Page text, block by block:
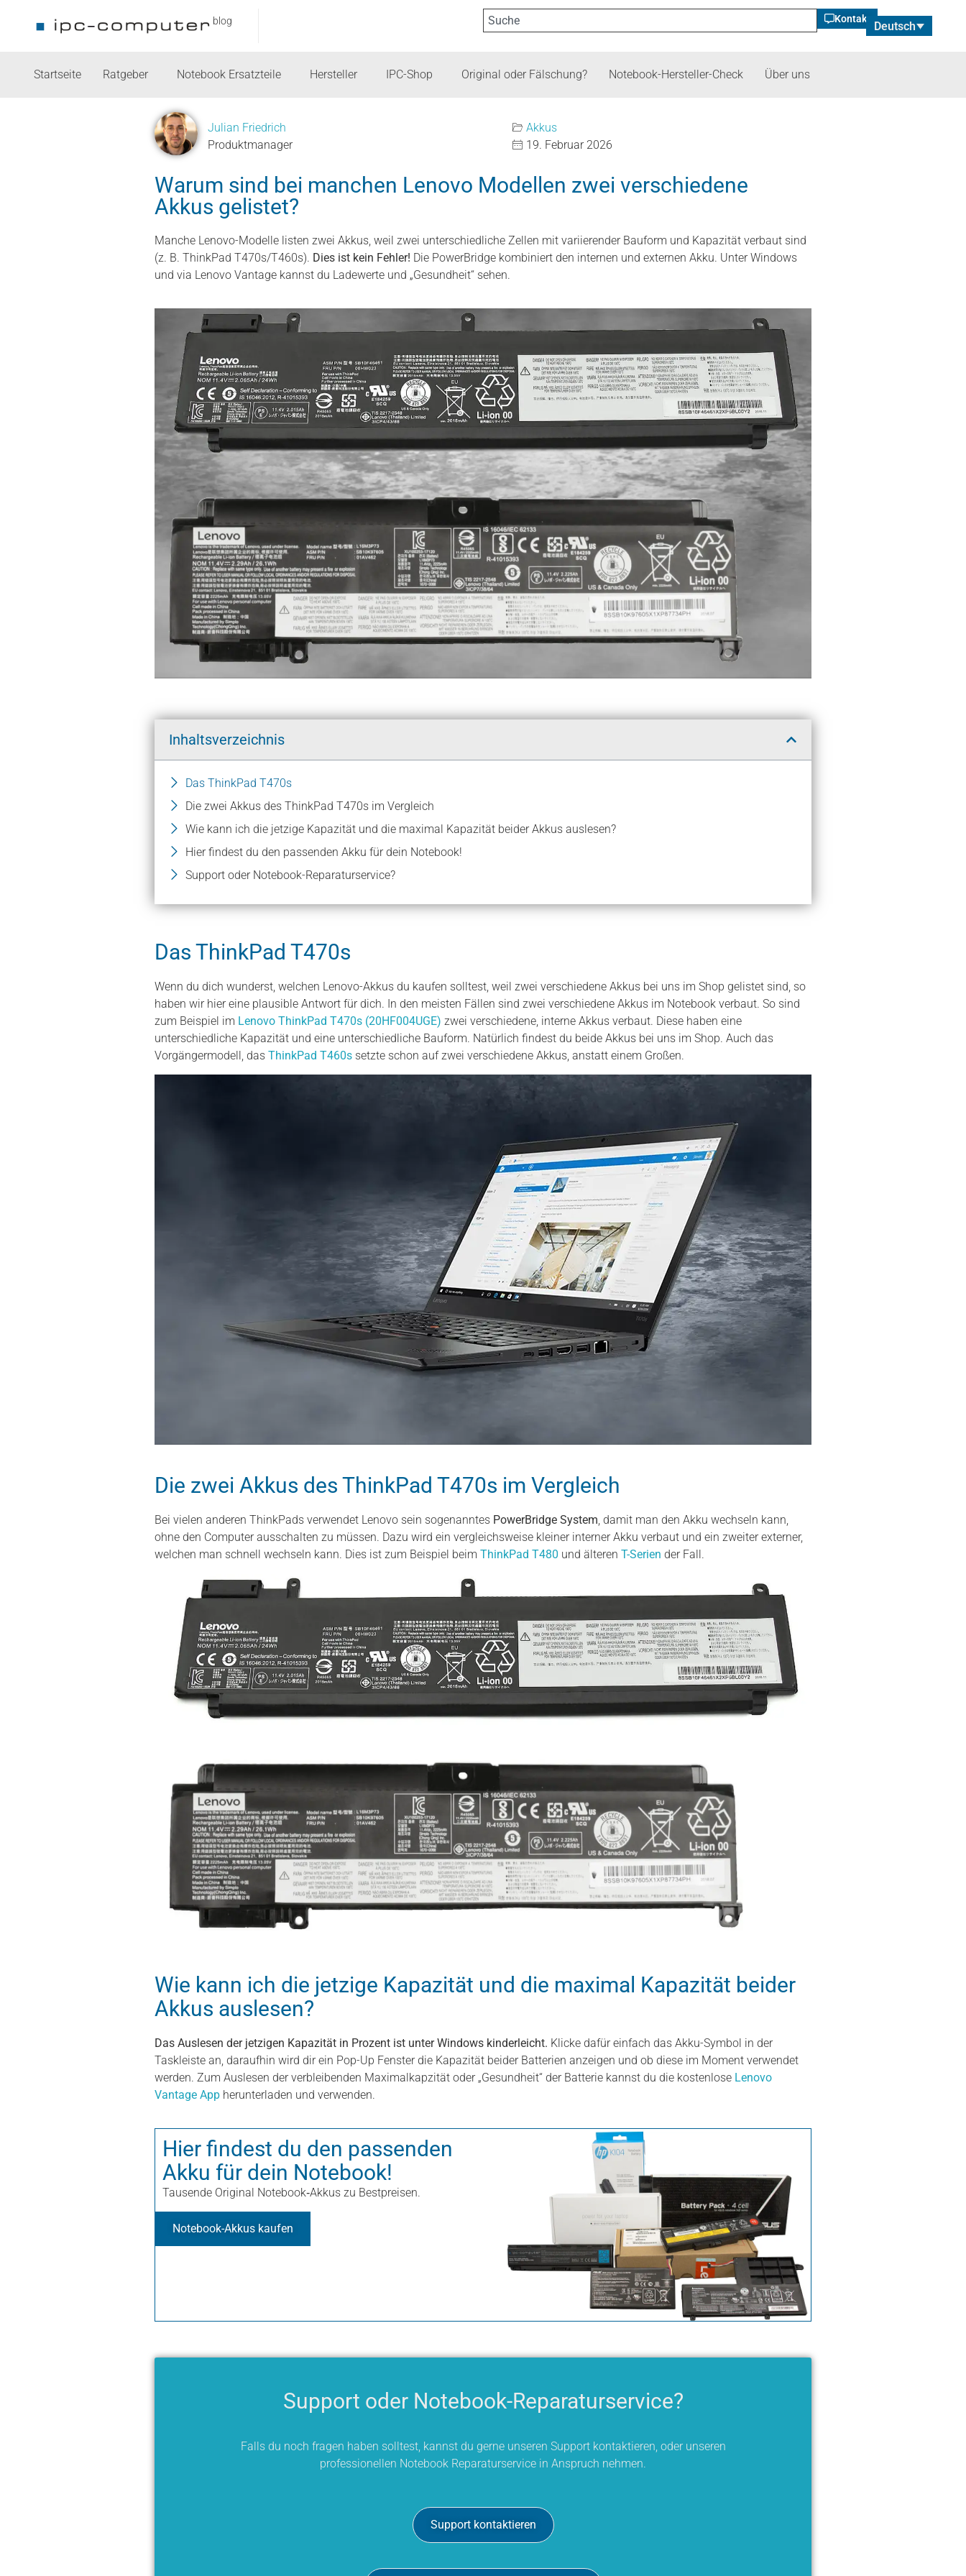
blog Kontakt
Deutsch
Startseite Ratgeber Notebook Ersatzteile Hersteller IPC-Shop Original oder Fälschung? Notebook-Hersteller-Check Über uns
Julian Friedrich
Produktmanager
Akkus
19. Februar 2026
Warum sind bei manchen Lenovo Modellen zwei verschiedene
Akkus gelistet?
Manche Lenovo-Modelle listen zwei Akkus, weil zwei unterschiedliche Zellen mit variierender Bauform und Kapazität verbaut sind
(z. B. ThinkPad T470s/T460s). Dies ist kein Fehler! Die PowerBridge kombiniert den internen und externen Akku. Unter Windows
und via Lenovo Vantage kannst du Ladewerte und „Gesundheit“ sehen.
Inhaltsverzeichnis
Das ThinkPad T470s
Die zwei Akkus des ThinkPad T470s im Vergleich
Wie kann ich die jetzige Kapazität und die maximal Kapazität beider Akkus auslesen?
Hier findest du den passenden Akku für dein Notebook!
Support oder Notebook-Reparaturservice?
Das ThinkPad T470s
Wenn du dich wunderst, welchen Lenovo-Akkus du kaufen solltest, weil zwei verschiedene Akkus bei uns im Shop gelistet sind, so
haben wir hier eine plausible Antwort für dich. In den meisten Fällen sind zwei verschiedene Akkus im Notebook verbaut. So sind
zum Beispiel im Lenovo ThinkPad T470s (20HF004UGE) zwei verschiedene, interne Akkus verbaut. Diese haben eine
unterschiedliche Kapazität und eine unterschiedliche Bauform. Natürlich findest du beide Akkus bei uns im Shop. Auch das
Vorgängermodell, das ThinkPad T460s setzte schon auf zwei verschiedene Akkus, anstatt einem Großen.
Die zwei Akkus des ThinkPad T470s im Vergleich
Bei vielen anderen ThinkPads verwendet Lenovo sein sogenanntes PowerBridge System, damit man den Akku wechseln kann,
ohne den Computer ausschalten zu müssen. Dazu wird ein vergleichsweise kleiner interner Akku verbaut und ein zweiter externer,
welchen man schnell wechseln kann. Dies ist zum Beispiel beim ThinkPad T480 und älteren T-Serien der Fall.
Wie kann ich die jetzige Kapazität und die maximal Kapazität beider
Akkus auslesen?
Das Auslesen der jetzigen Kapazität in Prozent ist unter Windows kinderleicht. Klicke dafür einfach das Akku-Symbol in der
Taskleiste an, daraufhin wird dir ein Pop-Up Fenster die Kapazität beider Batterien anzeigen und ob diese im Moment verwendet
werden. Zum Auslesen der verbleibenden Maximalkapzität oder „Gesundheit“ der Batterie kannst du die kostenlose Lenovo
Vantage App herunterladen und verwenden.
Hier findest du den passenden
Akku für dein Notebook!
Tausende Original Notebook‑Akkus zu Bestpreisen.
Notebook-Akkus kaufen
Support oder Notebook-Reparaturservice?
Falls du noch fragen haben solltest, kannst du gerne unseren Support kontaktieren, oder unseren
professionellen Notebook Reparaturservice in Anspruch nehmen.
Support kontaktieren